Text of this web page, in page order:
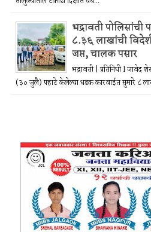
भद्रावती
८.३६ लाखांची
जप्त, चालक पसार
भद्रावती | प्रतिनिधी l जावेद
(३० जुलै) पहाटे केलेल्या धडक कारवाईत सुमारे ८